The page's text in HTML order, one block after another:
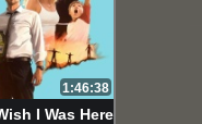
1:46:38
I Was Here